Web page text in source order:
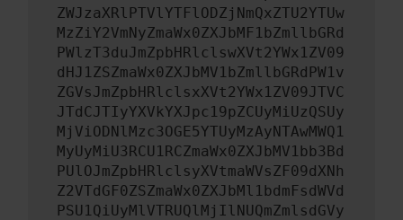
ZWJzaXRlPTVlYTFlODZjNmQxZTU2YTUw
MzZiY2VmNyZmaWx0ZXJbMF1bZmllbGRd
PWlzT3duJmZpbHRlclswXVt2YWx1ZV09
dHJ1ZSZmaWx0ZXJbMV1bZmllbGRdPW1v
ZGVsJmZpbHRlclsxXVt2YWx1ZV09JTVC
JTdCJTIyYXVkYXJpc19pZCUyMiUzQSUy
MjViODNlMzc3OGE5YTUyMzAyNTAwMWQ1
MyUyMiU3RCU1RCZmaWx0ZXJbMV1bb3Bd
PUlOJmZpbHRlclsyXVtmaWVsZF09dXNh
Z2VTdGF0ZSZmaWx0ZXJbMl1bdmFsdWVd
PSU1QiUyMlVTRUQlMjIlNUQmZmlsdGVy